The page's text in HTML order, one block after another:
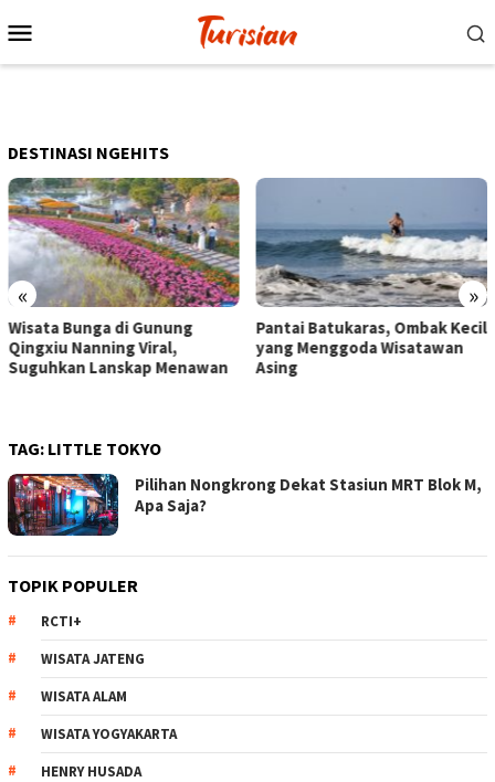
ke
Mobile
DESTINASI NGEHITS
« »
Pantai Batukaras, Ombak Kecil
yang Menggoda Wisatawan
Asing
Senja di Pantai Pangandaran,
Wisatawan Menikmati Sore
dengan Bermain hingga
TAG: LITTLE TOKYO
Pilihan Nongkrong Dekat Stasiun MRT Blok M,
Apa Saja?
TOPIK POPULER
RCTI+
WISATA JATENG
WISATA ALAM
WISATA YOGYAKARTA
HENRY HUSADA